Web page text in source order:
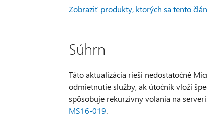
Zobraziť produkty, ktorých sa tento
Súhrn
Táto aktualizácia rieši nedostatočné
odmietnutie služby, ak útočník vloží
spôsobuje rekurzívny volania na
MS16-019.